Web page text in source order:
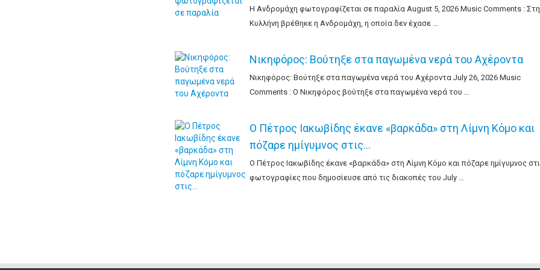
Η Ανδρομάχη φωτογραφίζεται σε παραλία August 5, 2026 Music Comments :
Κυλλήνη βρέθηκε η Ανδρομάχη, η οποία δεν έχασε …
Νικηφόρος: Βούτηξε στα παγωμένα νερά του Αχέροντα
Νικηφόρος: Βούτηξε στα παγωμένα νερά του Αχέροντα July 26, 2026 Music
Comments : Ο Νικηφόρος βούτηξε στα παγωμένα νερά του …
Ο Πέτρος Ιακωβίδης έκανε «βαρκάδα» στη Λίμνη Κόμο και
πόζαρε ημίγυμνος στις…
Ο Πέτρος Ιακωβίδης έκανε «βαρκάδα» στη Λίμνη Κόμο και πόζαρε ημίγυμνος
φωτογραφίες που δημοσίευσε από τις διακοπές του July …